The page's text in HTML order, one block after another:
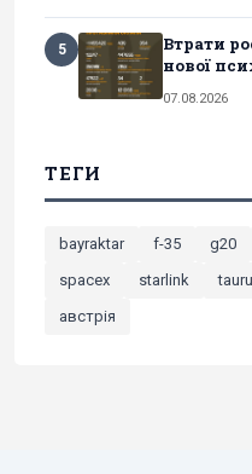
5
Втрати
нової
07.08.2026
ТЕГИ
bayraktar f-35 g20
spacex
starlink
австрія